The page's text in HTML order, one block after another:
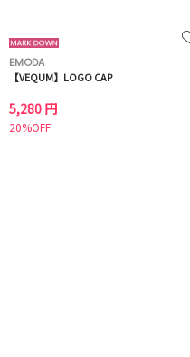
EMODA
【VEQUM】LOGO CAP
5,280 円
20%OFF